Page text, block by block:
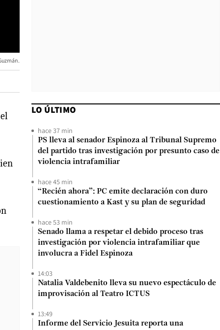
LO ÚLTIMO
hace 37 min
PS lleva al senador Espinoza al Tribunal Supremo
del partido tras investigación por presunto caso de
violencia intrafamiliar
hace 45 min
“Recién ahora”: PC emite declaración con duro
cuestionamiento a Kast y su plan de seguridad
hace 53 min
Senado llama a respetar el debido proceso tras
investigación por violencia intrafamiliar que
involucra a Fidel Espinoza
14:03
Natalia Valdebenito lleva su nuevo espectáculo de
improvisación al Teatro ICTUS
13:49
Informe del Servicio Jesuita reporta una